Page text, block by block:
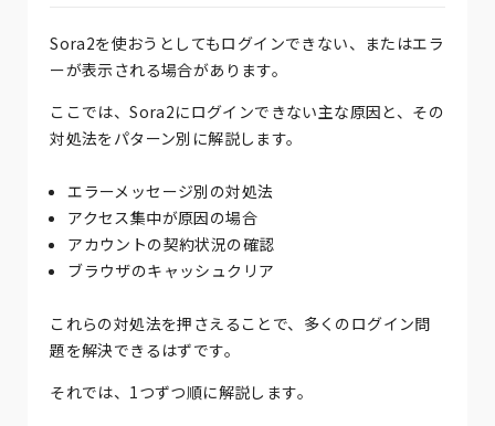
Sora2を使おうとしてもログインできない、またはエラ
ーが表示される場合があります。
ここでは、Sora2にログインできない主な原因と、その
対処法をパターン別に解説します。
エラーメッセージ別の対処法
アクセス集中が原因の場合
アカウントの契約状況の確認
ブラウザのキャッシュクリア
これらの対処法を押さえることで、多くのログイン問
題を解決できるはずです。
それでは、1つずつ順に解説します。